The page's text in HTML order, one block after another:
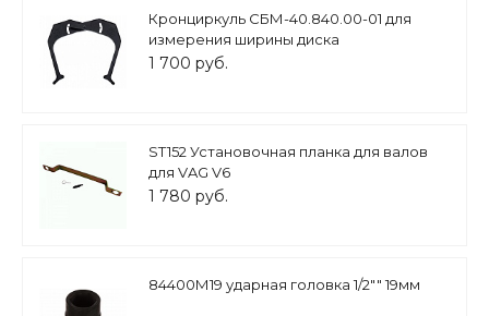
Кронциркуль СБМ-40.840.00-01 для
измерения ширины диска
1 700 руб.
ST152 Установочная планка для валов
для VAG V6
1 780 руб.
84400М19 ударная головка 1/2"" 19мм